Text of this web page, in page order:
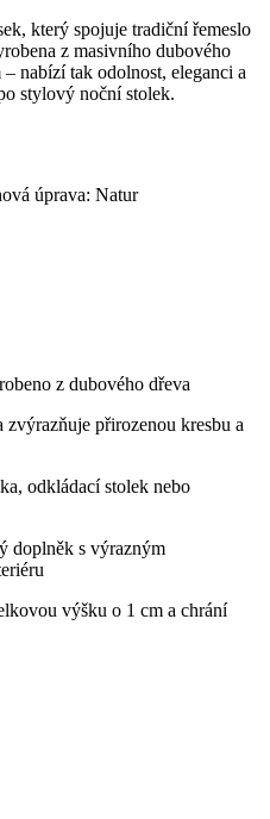
který spojuje tradiční řemeslo
z masivního dubového
nabízí tak odolnost, eleganci a
stylový noční stolek.
úprava: Natur
z dubového dřeva
přirozenou kresbu a
odkládací stolek nebo
doplněk s výrazným
výšku o 1 cm a chrání